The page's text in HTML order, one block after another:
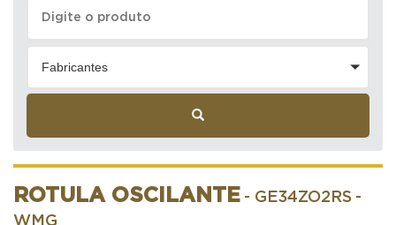
Fabricantes
ROTULA OSCILANTE - GE34ZO2RS -
WMG